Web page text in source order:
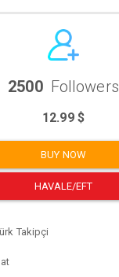
2500 Followers
12.99 $
BUY NOW
HAVALE/EFT
Takipçi